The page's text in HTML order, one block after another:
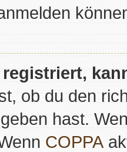
ob du den
hast.
COPPA